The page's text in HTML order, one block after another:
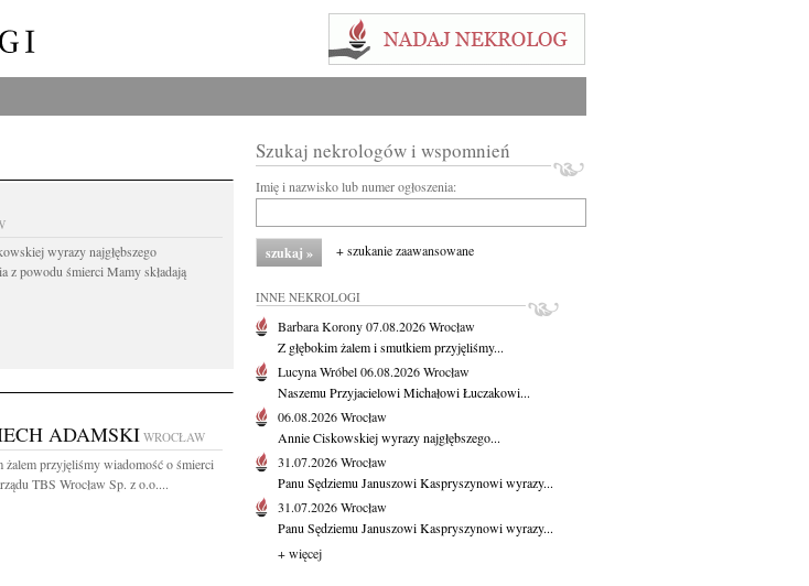
wyrazy najgłębszego
z powodu śmierci Mamy składają
ADAMSKI WROCŁAW
żalem przyjęliśmy wiadomość o śmierci
TBS Wrocław Sp. z o.o....
Szukaj nekrologów i wspomnień
Imię i nazwisko lub numer ogłoszenia:
+ szukanie zaawansowane
INNE NEKROLOGI
Barbara Korony07.08.2026Wrocław
Z głębokim żalem i smutkiem przyjęliśmy...
Lucyna Wróbel06.08.2026Wrocław
Naszemu Przyjacielowi Michałowi Łuczakowi...
06.08.2026Wrocław
Annie Ciskowskiej wyrazy najgłębszego...
31.07.2026Wrocław
Panu Sędziemu Januszowi Kaspryszynowi wyrazy...
31.07.2026Wrocław
Panu Sędziemu Januszowi Kaspryszynowi wyrazy...
+ więcej